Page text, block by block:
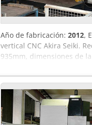
Año de fabricación: 2012,
vertical CNC Akira Seiki.
935mm, dimensiones de
husillo: 42kW, velocidad:
m/min, precisión de
28, máx. diámetro de la
Peso de la herramienta:
14500kg, control:
Aov Ubqhegyok